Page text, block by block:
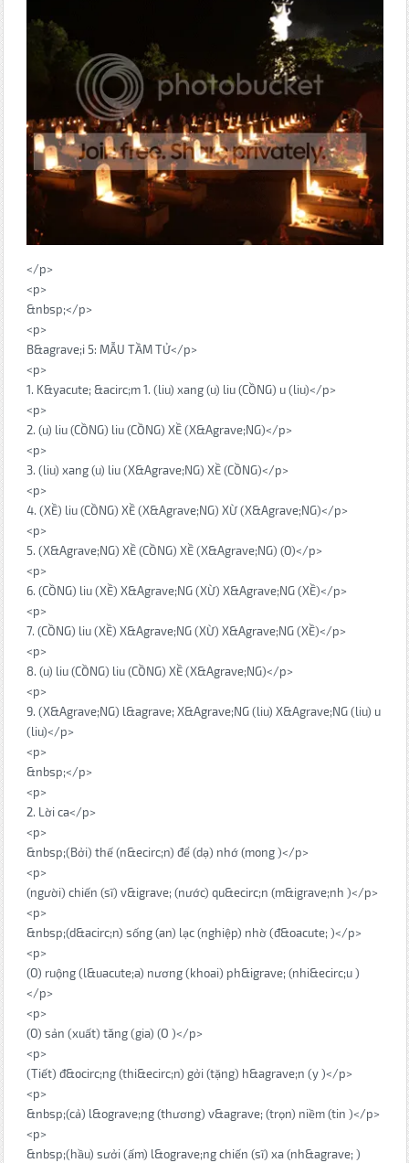
</p>
<p>
&nbsp;</p>
<p>
B&agrave;i 5: MẪU TẦM TỬ</p>
<p>
1. K&yacute; &acirc;m 1. (liu) xang (u) liu (CỒNG) u (liu)</p>
<p>
2. (u) liu (CỒNG) liu (CỒNG) XỀ (X&Agrave;NG)</p>
<p>
3. (liu) xang (u) liu (X&Agrave;NG) XỀ (CỒNG)</p>
<p>
4. (XỀ) liu (CỒNG) XỀ (X&Agrave;NG) XỪ (X&Agrave;NG)</p>
<p>
5. (X&Agrave;NG) XỀ (CỒNG) XỀ (X&Agrave;NG) (O)</p>
<p>
6. (CỒNG) liu (XỀ) X&Agrave;NG (XỪ) X&Agrave;NG (XỀ)</p>
<p>
7. (CỒNG) liu (XỀ) X&Agrave;NG (XỪ) X&Agrave;NG (XỀ)</p>
<p>
8. (u) liu (CỒNG) liu (CỒNG) XỀ (X&Agrave;NG)</p>
<p>
9. (X&Agrave;NG) l&agrave; X&Agrave;NG (liu) X&Agrave;NG (liu) u
(liu)</p>
<p>
&nbsp;</p>
<p>
2. Lời ca</p>
<p>
&nbsp;(Bởi) thế (n&ecirc;n) để (dạ) nhớ (mong )</p>
<p>
(người) chiến (sĩ) v&igrave; (nước) qu&ecirc;n (m&igrave;nh )</p>
<p>
&nbsp;(d&acirc;n) sống (an) lạc (nghiệp) nhờ (đ&oacute; )</p>
<p>
(O) ruộng (l&uacute;a) nương (khoai) ph&igrave; (nhi&ecirc;u )
</p>
<p>
(O) sản (xuất) tăng (gia) (O )</p>
<p>
(Tiết) đ&ocirc;ng (thi&ecirc;n) gởi (tặng) h&agrave;n (y )</p>
<p>
&nbsp;(cả) l&ograve;ng (thương) v&agrave; (trọn) niềm (tin )</p>
<p>
&nbsp;(hầu) sưởi (ấm) l&ograve;ng chiến (sĩ) xa (nh&agrave; )